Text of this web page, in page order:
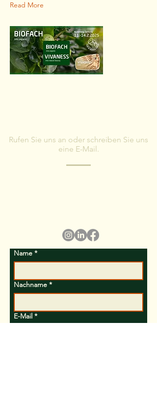
Read More
Rufen Sie uns an oder schreiben Sie uns
eine E-Mail.
Name *
Nachname *
E-Mail *